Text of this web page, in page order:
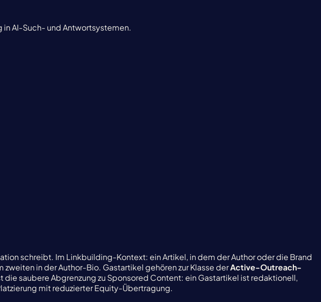
AI-Such- und Antwortsystemen.
schreibt. Im Linkbuilding-Kontext: ein Artikel, in dem der Author oder die Brand
in der Author-Bio. Gastartikel gehören zur Klasse derActive-Outreach-
die saubere Abgrenzung zu Sponsored Content: ein Gastartikel ist redaktionell,
mit reduzierter Equity-Übertragung.